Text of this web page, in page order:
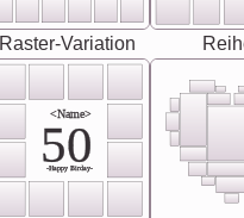
Raster-Variation
<Name>
50
-Happy Birday-